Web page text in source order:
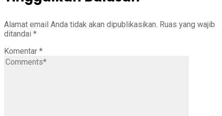
Alamat email Anda tidak akan dipublikasikan. Ruas yang wajib
ditandai *
Komentar *